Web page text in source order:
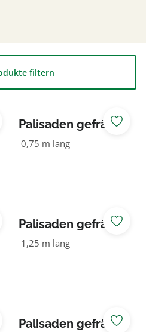
filtern
Palisaden gefräst
160 NADELHOLZ
0,75 m lang
Palisaden gefräst
160 NADELHOLZ
1,25 m lang
Palisaden gefräst